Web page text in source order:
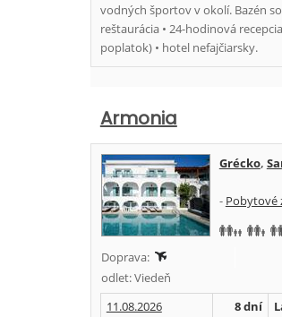
vodných športov v okolí. Bazén
reštaurácia • 24-hodinová
poplatok) • hotel nefajčiarsky.
Armonia
Grécko,
- Pobytové
Doprava:
odlet: Viedeň
11.08.2026
8 dní